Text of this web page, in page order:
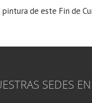
de este Fin de
SEDES